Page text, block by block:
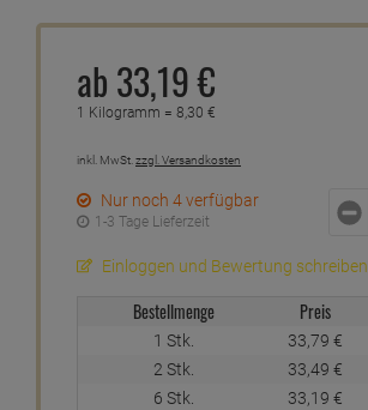
ab 33,19€
1 Kilogramm = 8,30 €
inkl. MwSt.zzgl. Versandkosten
Nur noch 4 verfügbar
1-3 Tage Lieferzeit
Einloggen und Bewertung schreiben
Bestellmenge Preis
1 Stk. 33,79 €
2 Stk.
33,49 €
6 Stk.
33,19 €